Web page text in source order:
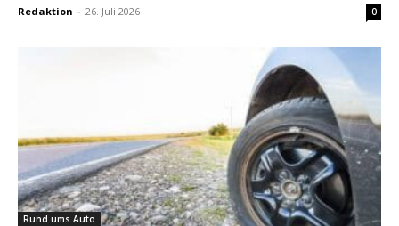
Redaktion - 26. Juli 2026 0
Rund ums Auto